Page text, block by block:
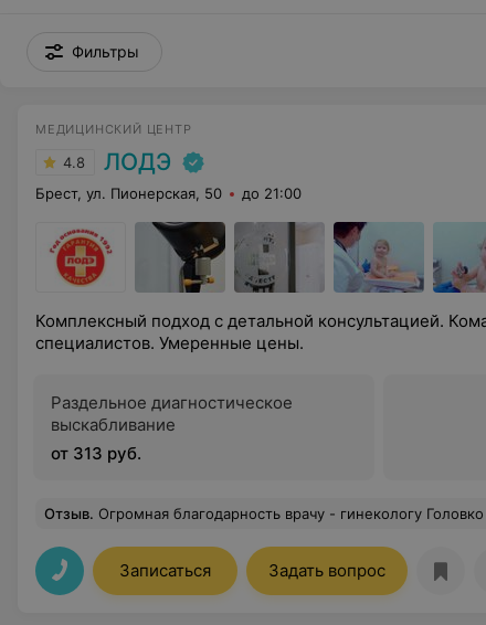
Фильтры
МЕДИЦИНСКИЙ ЦЕНТР
4.8 ЛОДЭ
Брест, ул. Пионерская, 50 до 21:00
Комплексный подход с детальной консультацией.
специалистов. Умеренные цены.
Раздельное диагностическое
выскабливание
от 313 руб.
Отзыв. Огромная благодарность врачу - гинекологу Головко Е. В. за высокий профессионализм, врачебную этику и грамотное
Записаться Задать вопрос